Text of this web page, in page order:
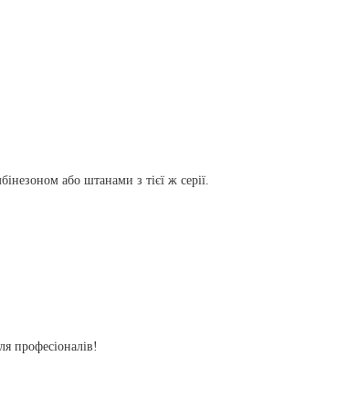
або штанами з тієї ж серії.
професіоналів!